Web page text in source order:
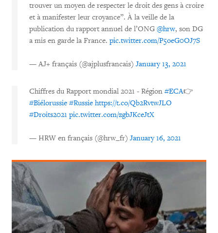
trouver un moyen de respecter le droit des gens à croire
et à manifester leur croyance”. À la veille de la
publication du rapport annuel de l’ONG @hrw, son DG
a mis en garde la France. pic.twitter.com/P5oeG0OJ7S
— AJ+ français (@ajplusfrancais) January 13, 2021
Chiffres du Rapport mondial 2021 - Région #ECA👉
#Biélorussie #Russie https://t.co/Qb2RvtwJLO
#Droits2021 pic.twitter.com/zgbJKceJtX
— HRW en français (@hrw_fr) January 16, 2021